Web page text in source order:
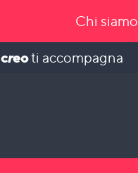
Chi siamo
creoti accompagna